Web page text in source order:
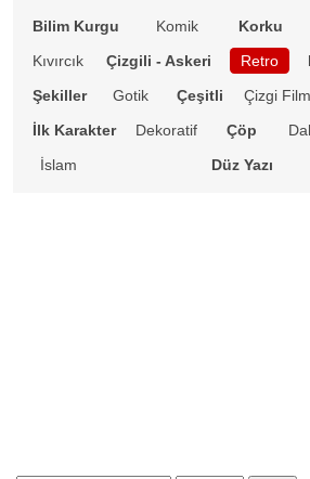
Bilim Kurgu
Komik Korku
Kıvırcık
Çizgili - Askeri Retro
Şekiller
Gotik Çeşitli Çizgi Film
İlk Karakter
Dekoratif Çöp
İslam
Düz Yazı